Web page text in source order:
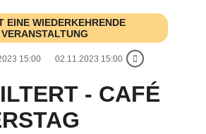
EINE WIEDERKEHRENDE
VERANSTALTUNG
15:00 02.11.2023 15:00
- CAFÉ